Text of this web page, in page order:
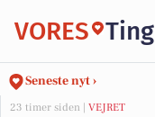
VORES
Seneste nyt ›
23 timer siden | VEJRET